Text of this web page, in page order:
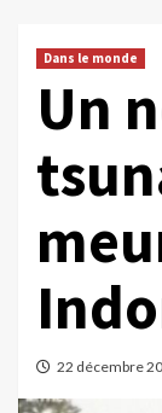
Dans le monde
Un
22 décembre